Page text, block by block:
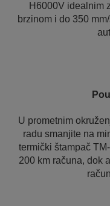
H6000V idealnim
brzinom i do 350
U prometnim
radu smanjite na
termički štampač
200 km računa, dok